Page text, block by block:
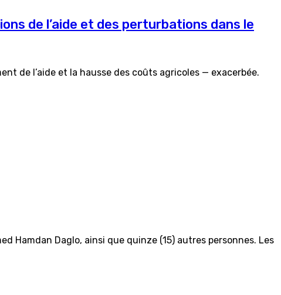
de l’aide et des perturbations dans le
de l’aide et la hausse des coûts agricoles — exacerbée.
Hamdan Daglo, ainsi que quinze (15) autres personnes. Les